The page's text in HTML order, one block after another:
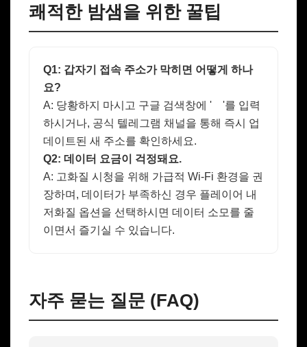
쾌적한 밤샘을 위한 꿀팁
Q1: 갑자기 접속 주소가 막히면 어떻게 하나
요?
A: 당황하지 마시고 구글 검색창에 '
'를 입력
하시거나, 공식 텔레그램 채널을 통해 즉시 업
데이트된 새 주소를 확인하세요.
Q2: 데이터 요금이 걱정돼요.
A: 고화질 시청을 위해 가급적 Wi-Fi 환경을 권
장하며, 데이터가 부족하신 경우 플레이어 내
저화질 옵션을 선택하시면 데이터 소모를 줄
이면서 즐기실 수 있습니다.
자주 묻는 질문 (FAQ)